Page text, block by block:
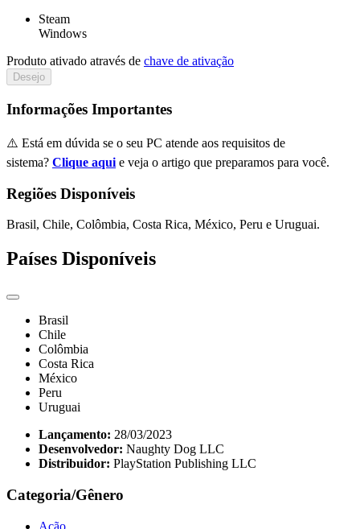
Steam
Windows
Produto ativado através de chave de ativação
Desejo
Informações Importantes
⚠️ Está em dúvida se o seu PC atende aos requisitos de
sistema? Clique aqui e veja o artigo que preparamos para você.
Regiões Disponíveis
Brasil, Chile, Colômbia, Costa Rica, México, Peru e Uruguai.
Países Disponíveis
Brasil
Chile
Colômbia
Costa Rica
México
Peru
Uruguai
Lançamento: 28/03/2023
Desenvolvedor: Naughty Dog LLC
Distribuidor: PlayStation Publishing LLC
Categoria/Gênero
Ação